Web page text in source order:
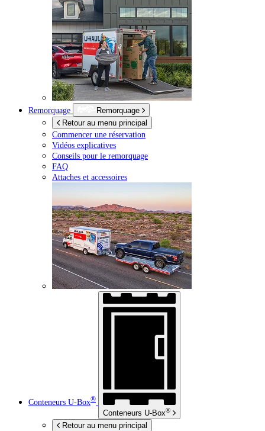
Remorquage
Remorquage
Retour au menu principal
Commencer une réservation
Vidéos explicatives
Conseils pour le remorquage
FAQ
Attaches et accessoires
Conteneurs U-Box®
Conteneurs U-Box®
Retour au menu principal